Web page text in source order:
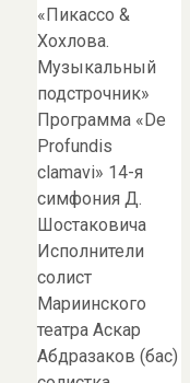
«Пикассо &
Хохлова.
Музыкальный
подстрочник»
Программа «De
Profundis
clamavi» 14-я
симфония Д.
Шостаковича
Исполнители
солист
Мариинского
театра Аскар
Абдразаков (бас)